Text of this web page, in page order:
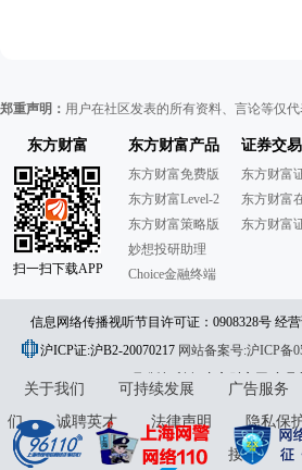
郑重声明： 用户在社区发表的所有资料、言论等仅
东方财富
扫一扫下载APP
东方财富产品
东方财富免费版
东方财富Level-2
东方财富策略版
妙想投研助理
Choice金融终端
证券交易
东方财富
东方财富
东方财富
信息网络传播视听节目许可证：0908328号 经
913101046312860336 违法和不良信息举报
jubao@eastmoney.com
沪ICP证:沪B2-20070217 网站备案号:沪ICP备
31010402000120号版权所有:东方财富网意见
关于我们 可持续发展 广告服务
们
诚聘英才 法律声明 隐私保
接